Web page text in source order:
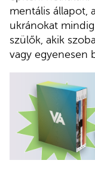
mentális állapot,
ukránokat
szülők, akik
vagy egyenesen